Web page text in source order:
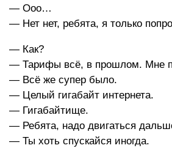
— Ооо…
— Нет нет, ребята, я только
— Как?
— Тарифы всё, в прошлом. Мне
— Всё же супер было.
— Целый гигабайт интернета.
— Гигабайтище.
— Ребята, надо двигаться
— Ты хоть спускайся иногда.